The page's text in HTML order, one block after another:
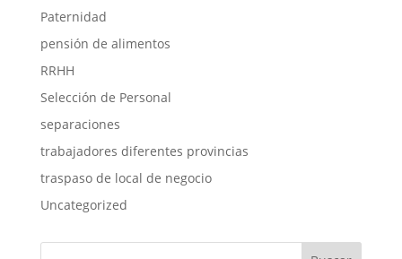
Paternidad
pensión de alimentos
RRHH
Selección de Personal
separaciones
trabajadores diferentes provincias
traspaso de local de negocio
Uncategorized